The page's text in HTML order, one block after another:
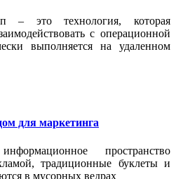
– это технология, которая
с операционной
выполняется на удаленном
для маркетинга
пространство
традиционные буклеты и
в мусорных ведрах